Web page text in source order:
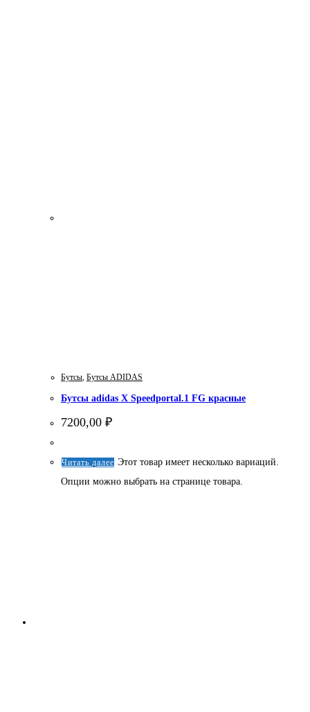
Бутсы Бутсы ADIDAS
Бутсы adidas X Speedportal.1 FG красные
7200,00 ₽
Читать далее Этот товар имеет несколько вариаций.
Опции можно выбрать на странице товара.